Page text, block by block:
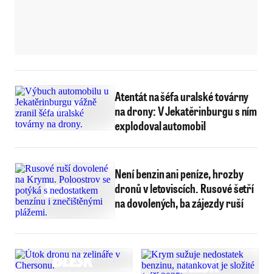
Atentát na šéfa uralské továrny
na drony: V Jekatěrinburgu s ním
explodoval automobil
Není benzin ani peníze, hrozby
dronů v letoviscích. Rusové šetří
na dovolených, ba zájezdy ruší